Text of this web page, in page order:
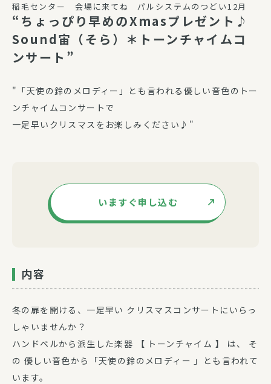
稲毛センター 会場に来てね パルシステムのつどい12月
“ちょっぴり早めのXmasプレゼント♪
Sound宙（そら）＊トーンチャイムコ
ンサート”
"「天使の鈴のメロディー」とも言われる優しい音色のトー
ンチャイムコンサートで
一足早いクリスマスをお楽しみください♪"
いますぐ申し込む
内容
冬の扉を開ける、一足早い クリスマスコンサートにいらっ
しゃいませんか？
ハンドベルから派生した楽器 【 トーンチャイム 】 は、 そ
の 優しい音色から「天使の鈴のメロディー 」とも言われて
います。